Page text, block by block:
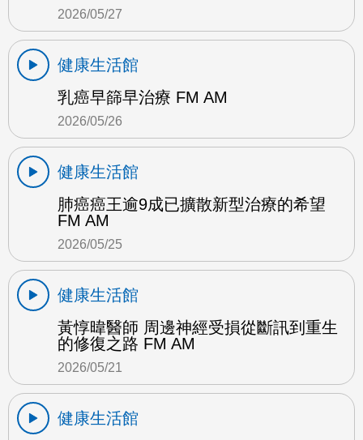
2026/05/27
健康生活館
乳癌早篩早治療 FM AM
2026/05/26
健康生活館
肺癌癌王逾9成已擴散新型治療的希望
FM AM
2026/05/25
健康生活館
黃惇暐醫師 周邊神經受損從斷訊到重生
的修復之路 FM AM
2026/05/21
健康生活館